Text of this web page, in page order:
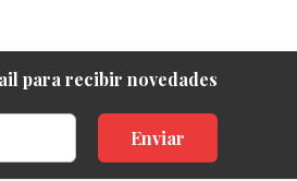
para recibir novedades
Enviar